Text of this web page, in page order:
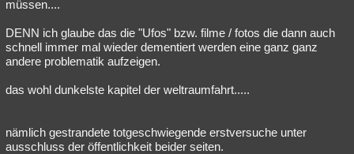
müssen....
DENN ich glaube das die "Ufos" bzw. filme / fotos die dann auch
schnell immer mal wieder dementiert werden eine ganz ganz
andere problematik aufzeigen.
das wohl dunkelste kapitel der weltraumfahrt.....
nämlich gestrandete totgeschwiegende erstversuche unter
ausschluss der öffentlichkeit beider seiten.